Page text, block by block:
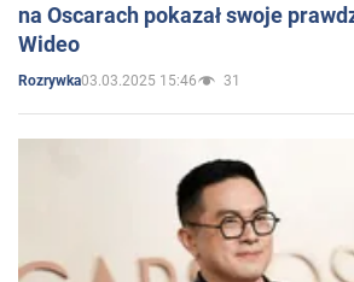
na Oscarach pokazał swoje
Wideo
Rozrywka03.03.2025 15:46 31